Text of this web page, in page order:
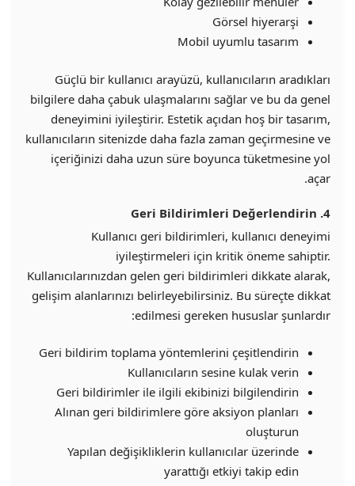
Görsel hiyerarşi
Mobil uyumlu tasarım
Güçlü bir kullanıcı arayüzü, kullanıcıların aradıkları
bilgilere daha çabuk ulaşmalarını sağlar ve bu da genel
deneyimini iyileştirir. Estetik açıdan hoş bir tasarım,
kullanıcıların sitenizde daha fazla zaman geçirmesine ve
içeriğinizi daha uzun süre boyunca tüketmesine yol
açar.
4. Geri Bildirimleri Değerlendirin
Kullanıcı geri bildirimleri, kullanıcı deneyimi
iyileştirmeleri için kritik öneme sahiptir.
Kullanıcılarınızdan gelen geri bildirimleri dikkate alarak,
gelişim alanlarınızı belirleyebilirsiniz. Bu süreçte dikkat
edilmesi gereken hususlar şunlardır:
Geri bildirim toplama yöntemlerini çeşitlendirin
Kullanıcıların sesine kulak verin
Geri bildirimler ile ilgili ekibinizi bilgilendirin
Alınan geri bildirimlere göre aksiyon planları
oluşturun
Yapılan değişikliklerin kullanıcılar üzerinde
yarattığı etkiyi takip edin